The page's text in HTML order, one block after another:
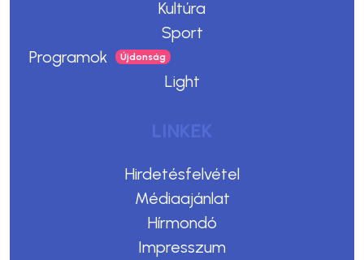
Kultúra
Sport
Programok
Light
LINKEK
Hirdetésfelvétel
Médiaajánlat
Hírmondó
Impresszum